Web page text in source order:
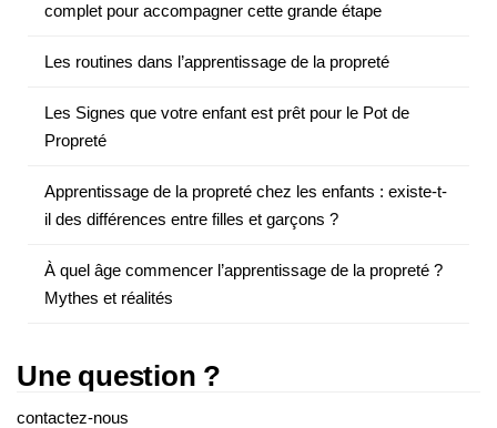
complet pour accompagner cette grande étape
Les routines dans l’apprentissage de la propreté
Les Signes que votre enfant est prêt pour le Pot de
Propreté
Apprentissage de la propreté chez les enfants : existe-t-
il des différences entre filles et garçons ?
À quel âge commencer l’apprentissage de la propreté ?
Mythes et réalités
Une question ?
contactez-nous